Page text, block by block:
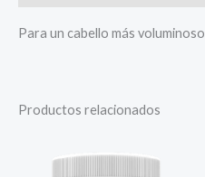
Para un cabello más voluminoso
Productos relacionados